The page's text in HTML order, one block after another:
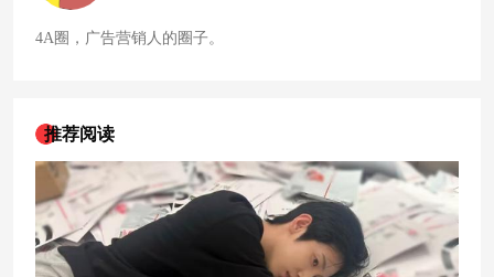
4A圈，广告营销人的圈子。
推荐阅读